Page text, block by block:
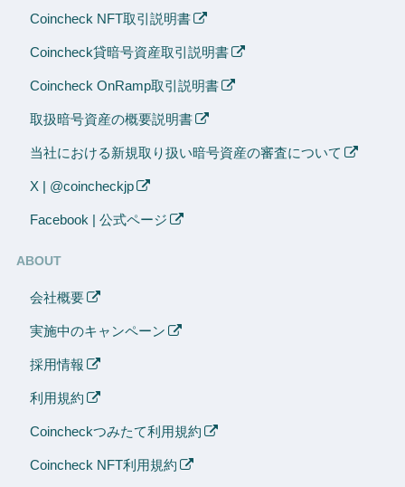
Coincheck NFT取引説明書
Coincheck貸暗号資産取引説明書
Coincheck OnRamp取引説明書
取扱暗号資産の概要説明書
当社における新規取り扱い暗号資産の審査について
X | @coincheckjp
Facebook | 公式ページ
ABOUT
会社概要
実施中のキャンペーン
採用情報
利用規約
Coincheckつみたて利用規約
Coincheck NFT利用規約